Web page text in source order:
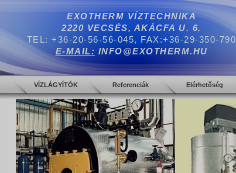
EXOTHERM VÍZTECHNIKA
2220 VECSÉS, AKÁCFA U. 6.
TEL: +36-20-56-56-045, FAX:+36-29-350-790
E-MAIL: INFO@EXOTHERM.HU
VÍZLÁGYÍTÓK Referenciák Elérhetőség